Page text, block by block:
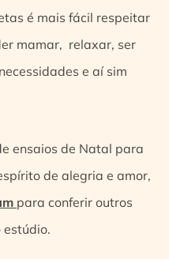
é mais fácil respeitar
mamar, relaxar, ser
e aí sim
ensaios de Natal para
de alegria e amor,
para conferir outros
estúdio.